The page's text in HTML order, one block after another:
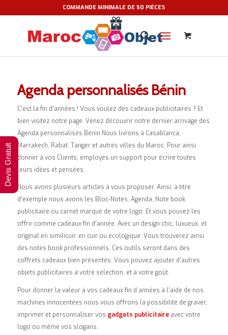
COMMANDE MINIMALE DE 50 PIÈCES
Agenda personnalisés Bénin
C’est la fin d’années ! Vous voulez des cadeaux publicitaires ? Et
bien visitez notre page. Venez découvrir notre dernier arrivage des
Agenda personnalisés Bénin Nous livrons à Casablanca,
Marrakech, Rabat, Tanger et autres villes du Maroc. Pour ainsi
donner à vos Clients, employés un support pour écrire toutes
leurs idées et pensées.
Nous avons plusieurs articles à vous proposer. Ainsi, à titre
d’exemple nous avons les Bloc-Notes, Agenda, Note book
publicitaire ou carnet marqué de votre logo. Et vous pouvez les
offrir comme cadeaux fin d’année. Avec un design chic, luxueux, et
original en similicuir, en cuir ou écologique. Vous trouverez ainsi
des notes book professionnels. Ces outils seront dans des
coffrets cadeaux bien présentés. Vous pouvez ajouter d’autres
objets publicitaires à votre sélection, et à votre goût.
Pour donner la valeur à vos cadeaux fin d années à l’aide de nos
machines innocentées nous vous offrons la possibilité de graver,
imprimer et personnaliser vos gadgets publicitaire avec votre
logo ou même vos slogans.
Devis Gratuit